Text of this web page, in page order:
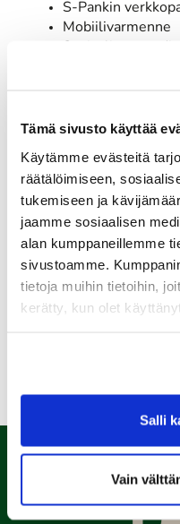
Tämä sivusto käyttää
Käytämme evästeitä
räätälöimiseen,
tukemiseen ja
jaamme sosiaalisen
alan kumppaneillemme
sivustoamme.
tietoja muihin tietoihin,
kerätty, kun olet
Salli
Vain
S-Pankin
Mobiilivarmenne
ja klikkaa "Ilmoittaudu
Voit liittyä
Prisma Länsi-Porissa
Satakunnassa, S-
Kankaanpäässä.
kuvallisen
aukioloajat: s-pankki.fi/